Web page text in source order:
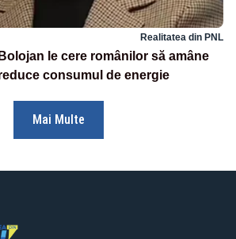
Realitatea din PNL
le cere românilor să amâne
consumul de energie
Mai Multe